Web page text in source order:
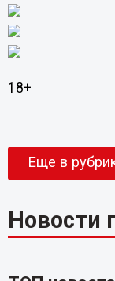
18+
Еще в
Новости